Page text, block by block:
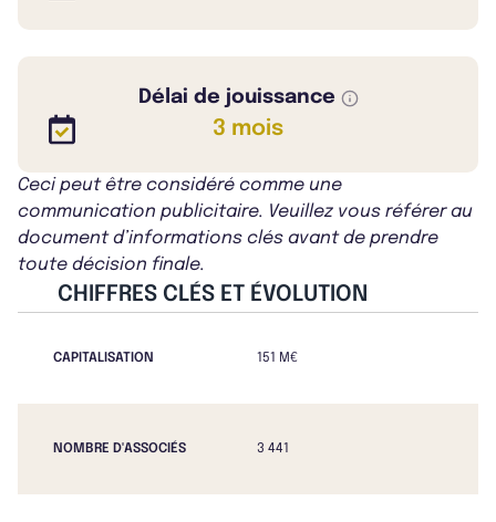
Délai de jouissance
3 mois
Ceci peut être considéré comme une
communication publicitaire. Veuillez vous référer au
document d’informations clés avant de prendre
toute décision finale.
CHIFFRES CLÉS ET ÉVOLUTION
CAPITALISATION 151 M€
NOMBRE D'ASSOCIÉS 3 441